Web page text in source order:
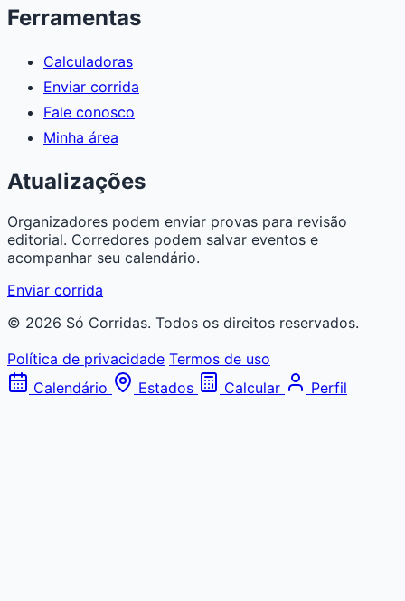
Ferramentas
Calculadoras
Enviar corrida
Fale conosco
Minha área
Atualizações
Organizadores podem enviar provas para revisão
editorial. Corredores podem salvar eventos e
acompanhar seu calendário.
Enviar corrida
© 2026 Só Corridas. Todos os direitos reservados.
Política de privacidade Termos de uso
Calendário
Estados Calcular Perfil